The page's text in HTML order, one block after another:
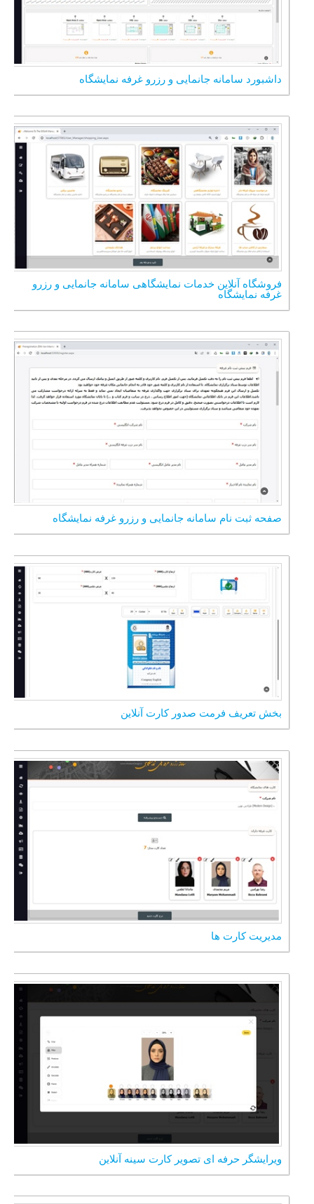
داشبورد سامانه جانمایی و رزرو غرفه نمایشگاه
فروشگاه آنلاین خدمات نمایشگاهی سامانه جانمایی و رزرو
غرفه نمایشگاه
صفحه ثبت نام سامانه جانمایی و رزرو غرفه نمایشگاه
بخش تعریف فرمت صدور کارت آنلاین
مدیریت کارت ها
ویرایشگر حرفه ای تصویر کارت سینه آنلاین